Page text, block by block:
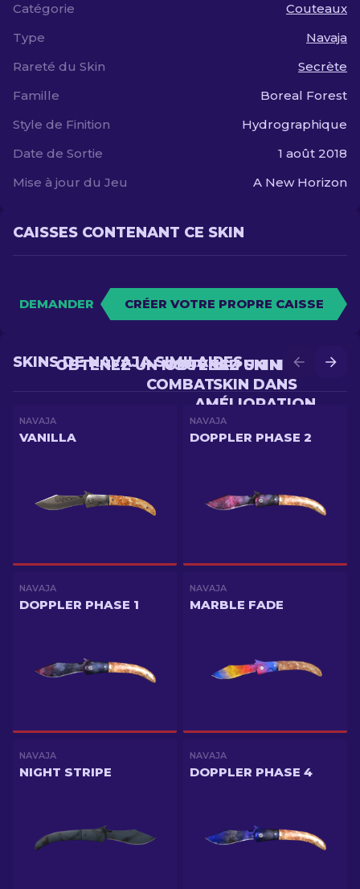
Catégorie
Couteaux
Type
Navaja
Rareté du Skin
Secrète
Famille
Boreal Forest
Style de Finition
Hydrographique
Date de Sortie
1 août 2018
Mise à jour du Jeu
A New Horizon
CAISSES CONTENANT CE SKIN
DEMANDER CRÉER VOTRE PROPRE CAISSE
OBTENEZ UN MEILLEUR
SKIN DANS
AMÉLIORATION
OBTENEZ UN NOUVEAU SKIN EN
COMBAT
SKINS DE NAVAJA SIMILAIRES
NAVAJA
VANILLA
NAVAJA
DOPPLER PHASE 2
NAVAJA
DOPPLER PHASE 1
NAVAJA
MARBLE FADE
NAVAJA
NIGHT STRIPE
NAVAJA
DOPPLER PHASE 4